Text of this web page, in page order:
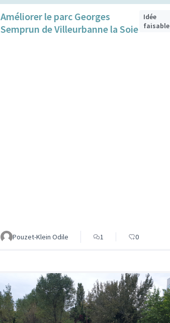
Améliorer le parc Georges
Semprun de Villeurbanne la Soie
Idée
faisable
Pouzet-Klein Odile 1 0